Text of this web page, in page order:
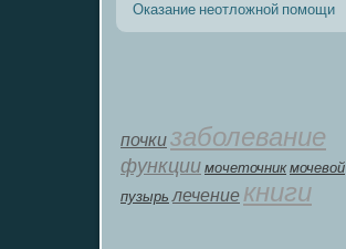
Оказание неотложной помощи
почкизаболевание
функции мοчеточник мочевой
пузырь лечение книги